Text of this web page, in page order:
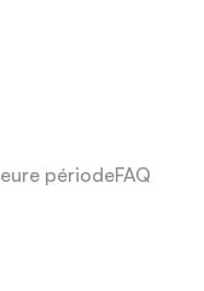
périodeFAQ